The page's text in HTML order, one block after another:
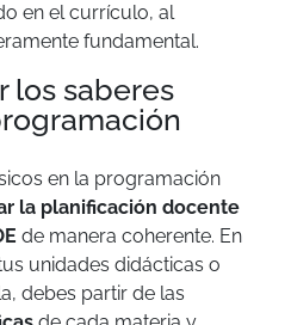
en el currículo, al
fundamental.
los saberes
en la programación
la planificación docente
de manera coherente. En
unidades didácticas o
debes partir de las